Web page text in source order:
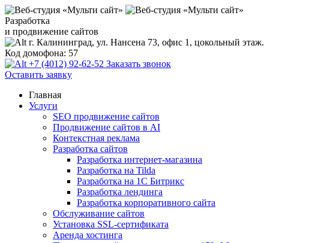
Разработка
и продвижение сайтов
г. Калининград, ул. Нансена 73, офис 1, цокольный этаж.
Код домофона: 57
+7 (4012) 92-62-52 Заказать звонок
Оставить заявку
Главная
Услуги
SEO продвижение сайтов
Продвижение сайтов в AI
Контекстная реклама
Разработка сайтов
Разработка интернет-магазина
Разработка на Tilda
Разработка на 1С Битрикс
Разработка лендинга
Разработка корпоративного сайта
Обслуживание сайтов
Установка SSL-сертификата
Аренда хостинга